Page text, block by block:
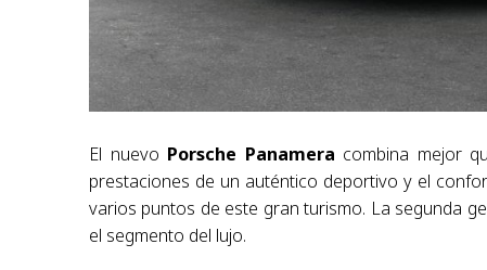
El nuevo Porsche Panamera combina mejor
prestaciones de un auténtico deportivo y el
varios puntos de este gran turismo. La segunda
el segmento del lujo.